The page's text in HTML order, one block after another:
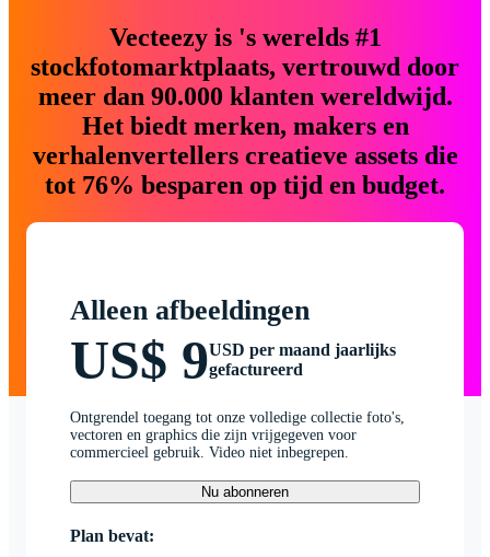
Vecteezy is 's werelds #1
stockfotomarktplaats, vertrouwd door
meer dan 90.000 klanten wereldwijd.
Het biedt merken, makers en
verhalenvertellers creatieve assets die
tot 76% besparen op tijd en budget.
Alleen afbeeldingen
US$ 9USD per maand jaarlijks
gefactureerd
Ontgrendel toegang tot onze volledige collectie foto's,
vectoren en graphics die zijn vrijgegeven voor
commercieel gebruik. Video niet inbegrepen.
Nu abonneren
Plan bevat: